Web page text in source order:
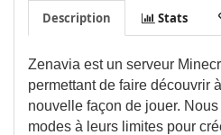
Description Stats
Zenavia est un serveur
permettant de faire découvrir
nouvelle façon de jouer.
modes à leurs limites pour